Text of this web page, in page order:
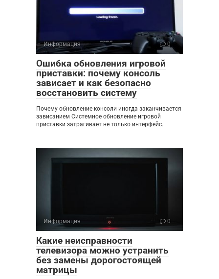
Информация 0
Ошибка обновления игровой
приставки: почему консоль
зависает и как безопасно
восстановить систему
Почему обновление консоли иногда заканчивается
зависанием Системное обновление игровой
приставки затрагивает не только интерфейс.
Информация 0
Какие неисправности
телевизора можно устранить
без замены дорогостоящей
матрицы